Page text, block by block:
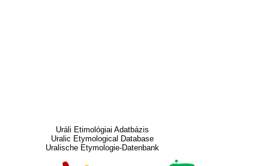
Uráli Etimológiai Adatbázis
Uralic Etymological Database
Uralische Etymologie-Datenbank